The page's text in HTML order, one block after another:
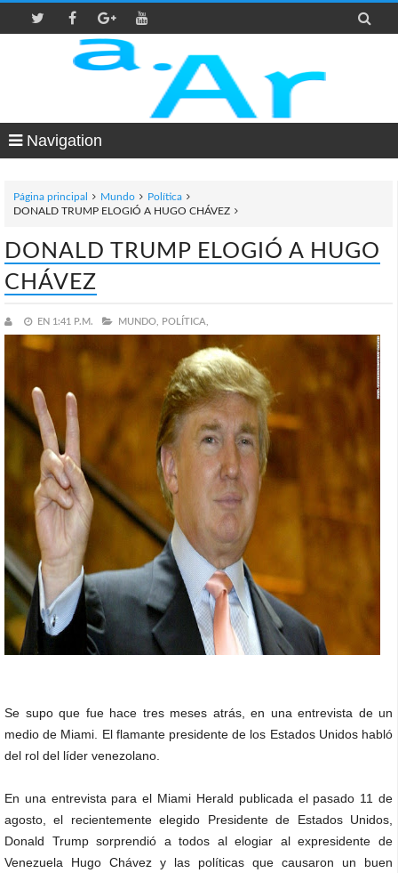

Navigation
Página principal Mundo
Política
DONALD TRUMP ELOGIÓ A HUGO CHÁVEZ
DONALD TRUMP ELOGIÓ A HUGO
CHÁVEZ
EN 1:41 P.M. MUNDO, POLÍTICA,
Se supo que fue hace tres meses atrás, en una entrevista de un
medio de Miami. El flamante presidente de los Estados Unidos habló
del rol del líder venezolano.
En una entrevista para el Miami Herald publicada el pasado 11 de
agosto, el recientemente elegido Presidente de Estados Unidos,
Donald Trump sorprendió a todos al elogiar al expresidente de
Venezuela Hugo Chávez y las políticas que causaron un buen